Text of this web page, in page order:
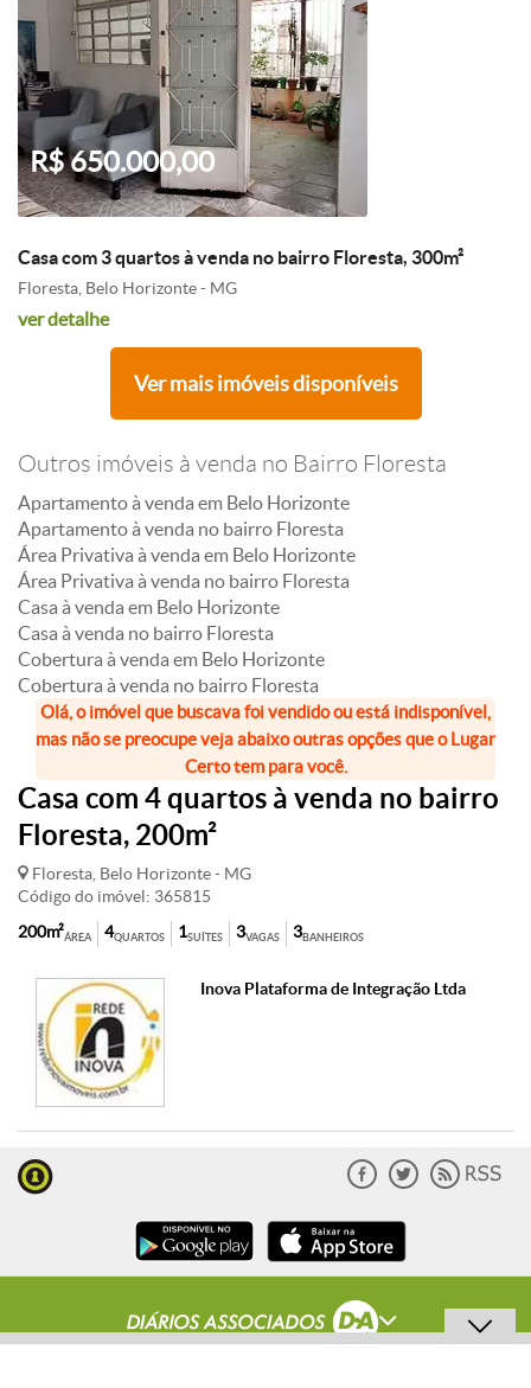
R$ 650.000,00
Casa com 3 quartos à venda no bairro Floresta, 300m²
Floresta, Belo Horizonte - MG
ver detalhe
Ver mais imóveis disponíveis
Outros imóveis à venda no Bairro Floresta
Apartamento à venda em Belo Horizonte
Apartamento à venda no bairro Floresta
Área Privativa à venda em Belo Horizonte
Área Privativa à venda no bairro Floresta
Casa à venda em Belo Horizonte
Casa à venda no bairro Floresta
Cobertura à venda em Belo Horizonte
Cobertura à venda no bairro Floresta
Olá, o imóvel que buscava foi vendido ou está indisponível,
mas não se preocupe veja abaixo outras opções que o Lugar
Certo tem para você.
Casa com 4 quartos à venda no bairro
Floresta, 200m²
Floresta, Belo Horizonte - MG
Código do imóvel: 365815
ÁREA
200m² QUARTOS
4 SUÍTES
1 VAGAS
3 BANHEIROS
3
Inova Plataforma de Integração Ltda